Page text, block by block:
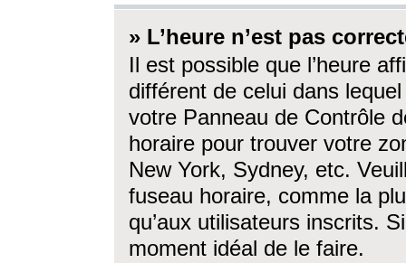
» L’heure n’est pas
Il est possible que l’heure
différent de celui dans
votre Panneau de Contrôle
horaire pour trouver votre
New York, Sydney, etc.
fuseau horaire, comme la
qu’aux utilisateurs inscrits.
moment idéal de le faire.